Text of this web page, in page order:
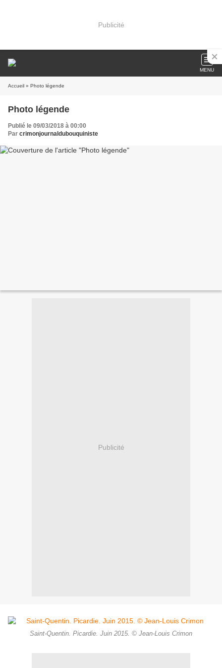
Publicité
MENU
Accueil » Photo légende
Photo légende
Publié le 09/03/2018 à 00:00
Par crimonjournaldubouquiniste
Publicité
Saint-Quentin. Picardie. Juin 2015. © Jean-Louis Crimon